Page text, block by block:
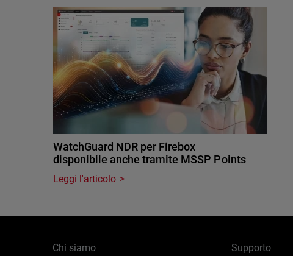
WatchGuard NDR per Firebox
disponibile anche tramite MSSP Points
Leggi l'articolo
Chi siamo Supporto